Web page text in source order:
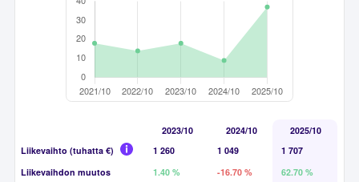
2023/10 2024/10
2025/10
Liikevaihto (tuhatta €)
1 260 1 049
1 707
Liikevaihdon muutos
1.40 % -16.70 %
62.70 %